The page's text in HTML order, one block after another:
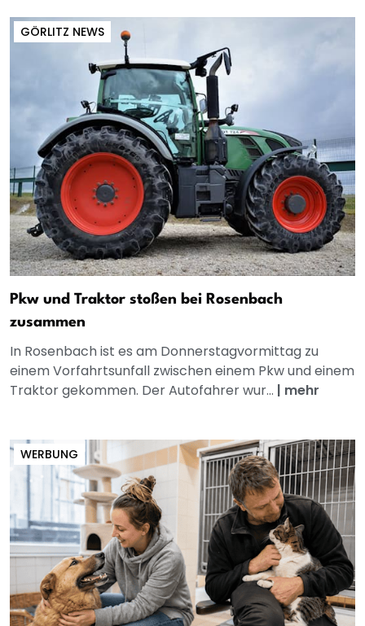
GÖRLITZ NEWS
Pkw und Traktor stoßen bei Rosenbach
zusammen
In Rosenbach ist es am Donnerstagvormittag zu
einem Vorfahrtsunfall zwischen einem Pkw und einem
Traktor gekommen. Der Autofahrer wur... | mehr
WERBUNG